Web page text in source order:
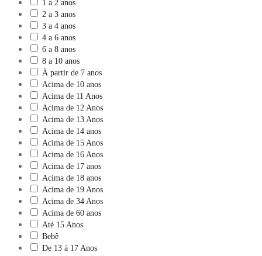
1 a 2 anos
2 a 3 anos
3 a 4 anos
4 a 6 anos
6 a 8 anos
8 a 10 anos
À partir de 7 anos
Acima de 10 anos
Acima de 11 Anos
Acima de 12 Anos
Acima de 13 Anos
Acima de 14 anos
Acima de 15 Anos
Acima de 16 Anos
Acima de 17 anos
Acima de 18 anos
Acima de 19 Anos
Acima de 34 Anos
Acima de 60 anos
Até 15 Anos
Bebê
De 13 à 17 Anos